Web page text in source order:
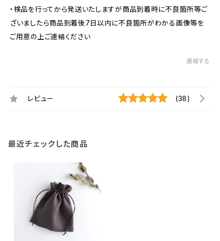
・検品を行ってから発送いたしますが商品到着時に不良箇所等ご
ざいましたら商品到着後7日以内に不良箇所がわかる画像等を
ご用意の上ご連絡ください
通報する
レビュー (38)
最近チェックした商品